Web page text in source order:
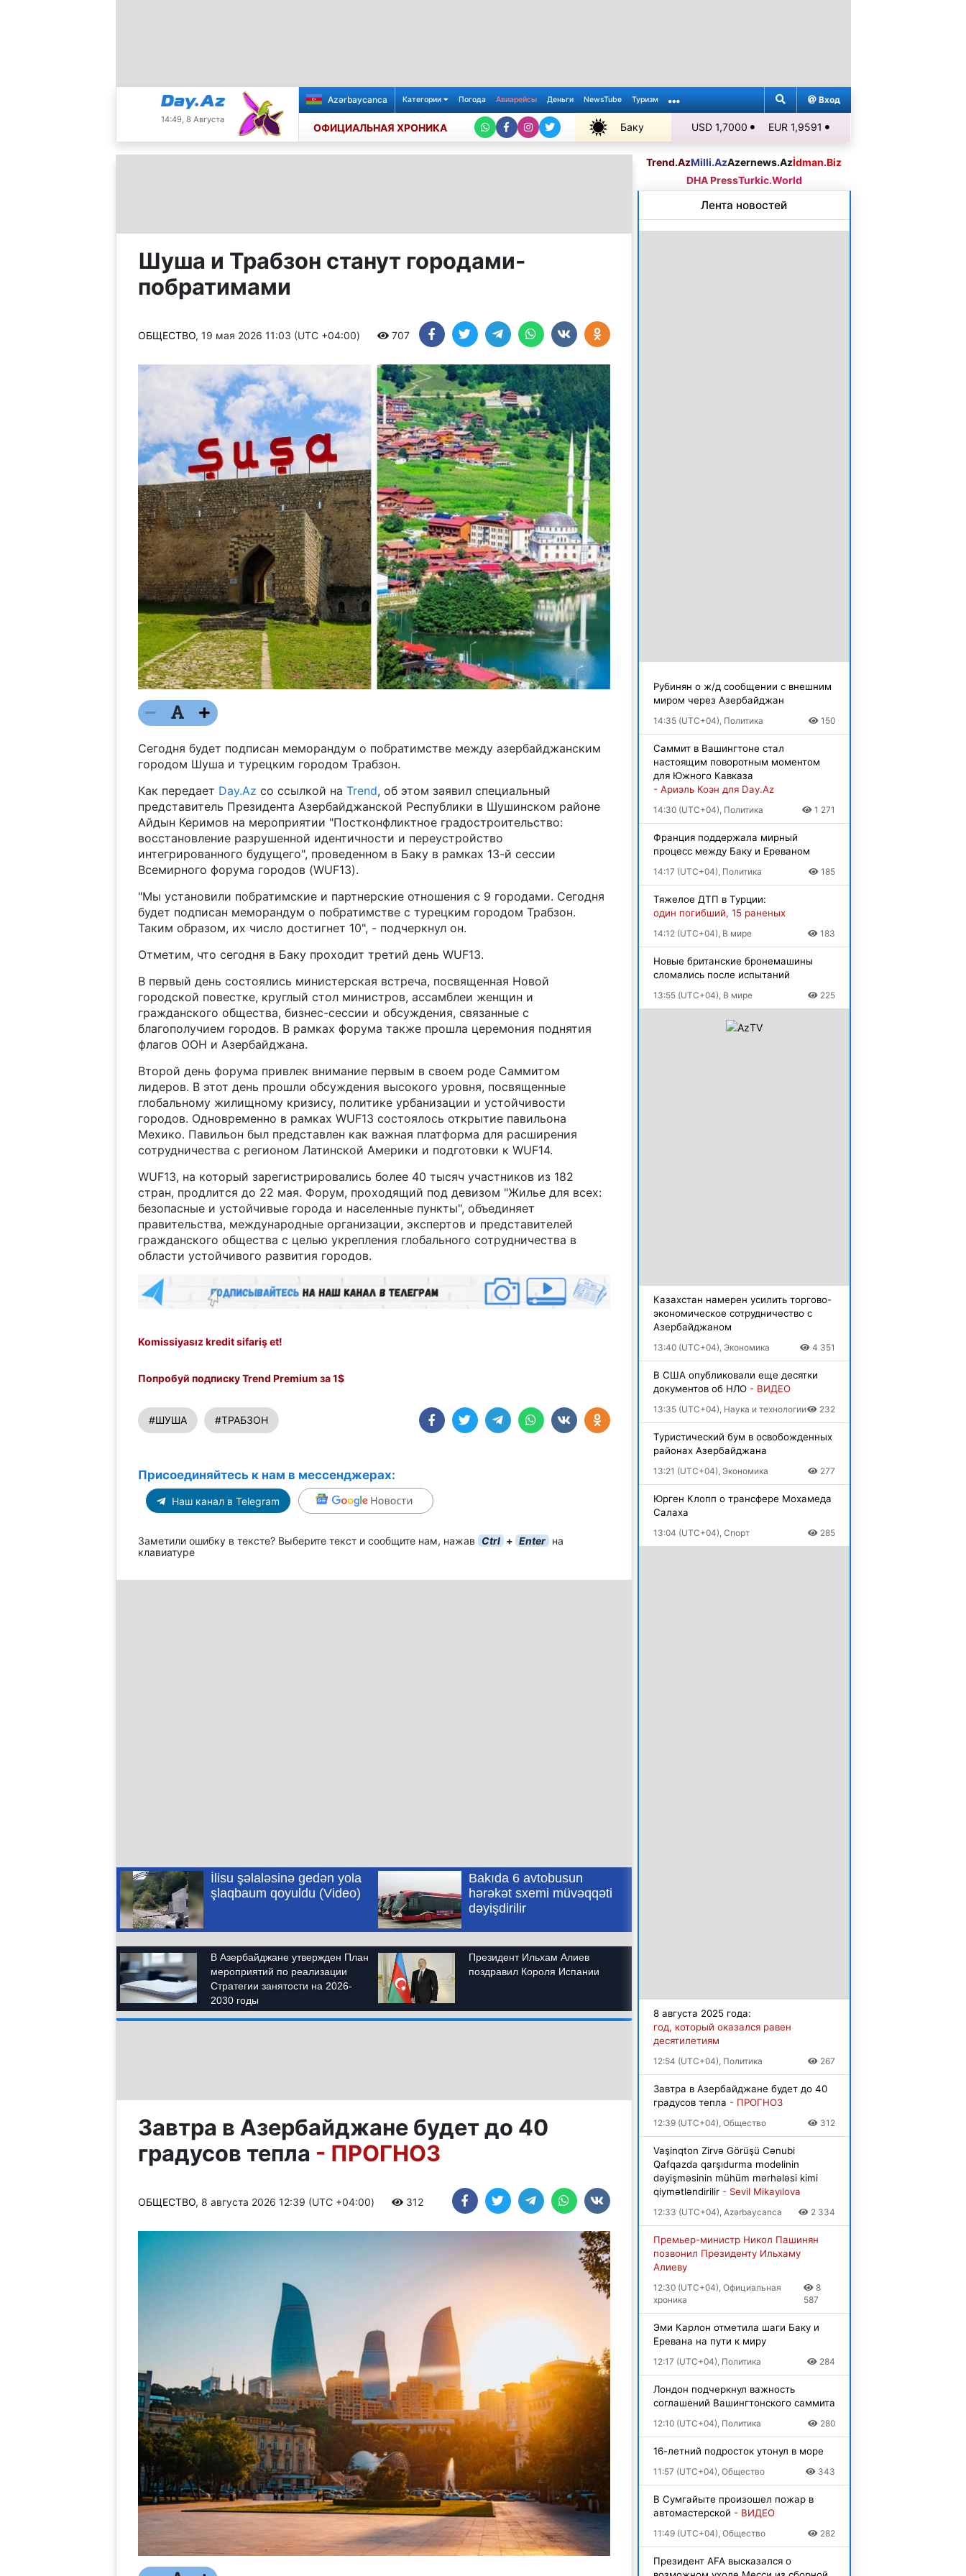
14:49, 8 Августа
Azərbaycanca Категории Погода Авиарейсы Деньги NewsTube Туризм Вход
ОФИЦИАЛЬНАЯ ХРОНИКА Баку
+35℃
USD 1,7000 EUR 1,9591
Шуша и Трабзон станут городами-
побратимами
ОБЩЕСТВО, 19 мая 2026 11:03 (UTC +04:00) 707
Сегодня будет подписан меморандум о побратимстве между азербайджанским
городом Шуша и турецким городом Трабзон.
Как передает Day.Az со ссылкой на Trend, об этом заявил специальный
представитель Президента Азербайджанской Республики в Шушинском районе
Айдын Керимов на мероприятии "Постконфликтное градостроительство:
восстановление разрушенной идентичности и переустройство
интегрированного будущего", проведенном в Баку в рамках 13-й сессии
Всемирного форума городов (WUF13).
"Мы установили побратимские и партнерские отношения с 9 городами. Сегодня
будет подписан меморандум о побратимстве с турецким городом Трабзон.
Таким образом, их число достигнет 10", - подчеркнул он.
Отметим, что сегодня в Баку проходит третий день WUF13.
В первый день состоялись министерская встреча, посвященная Новой
городской повестке, круглый стол министров, ассамблеи женщин и
гражданского общества, бизнес-сессии и обсуждения, связанные с
благополучием городов. В рамках форума также прошла церемония поднятия
флагов ООН и Азербайджана.
Второй день форума привлек внимание первым в своем роде Саммитом
лидеров. В этот день прошли обсуждения высокого уровня, посвященные
глобальному жилищному кризису, политике урбанизации и устойчивости
городов. Одновременно в рамках WUF13 состоялось открытие павильона
Мехико. Павильон был представлен как важная платформа для расширения
сотрудничества с регионом Латинской Америки и подготовки к WUF14.
WUF13, на который зарегистрировались более 40 тысяч участников из 182
стран, продлится до 22 мая. Форум, проходящий под девизом "Жилье для всех:
безопасные и устойчивые города и населенные пункты", объединяет
правительства, международные организации, экспертов и представителей
гражданского общества с целью укрепления глобального сотрудничества в
области устойчивого развития городов.
Komissiyasız kredit sifariş et!
Попробуй подписку Trend Premium за 1$
#ШУША #ТРАБЗОН
Присоединяйтесь к нам в мессенджерах:
Наш канал в Telegram
Заметили ошибку в тексте? Выберите текст и сообщите нам, нажав Ctrl + Enter на
клавиатуре
Завтра в Азербайджане будет до 40
градусов тепла - ПРОГНОЗ
ОБЩЕСТВО, 8 августа 2026 12:39 (UTC +04:00) 312
Trend.AzMilli.AzAzernews.Azİdman.Biz
DHA PressTurkic.World
Лента новостей
Рубинян о ж/д сообщении с внешним
миром через Азербайджан
14:35 (UTC+04), Политика 150
Саммит в Вашингтоне стал
настоящим поворотным моментом
для Южного Кавказа
- Ариэль Коэн для Day.Az
14:30 (UTC+04), Политика 1 271
Франция поддержала мирный
процесс между Баку и Ереваном
14:17 (UTC+04), Политика 185
Тяжелое ДТП в Турции:
один погибший, 15 раненых
14:12 (UTC+04), В мире 183
Новые британские бронемашины
сломались после испытаний
13:55 (UTC+04), В мире 225
Казахстан намерен усилить торгово-
экономическое сотрудничество с
Азербайджаном
13:40 (UTC+04), Экономика 4 351
В США опубликовали еще десятки
документов об НЛО - ВИДЕО
13:35 (UTC+04), Наука и технологии 232
Туристический бум в освобожденных
районах Азербайджана
13:21 (UTC+04), Экономика 277
Юрген Клопп о трансфере Мохамеда
Салаха
13:04 (UTC+04), Спорт 285
8 августа 2025 года:
год, который оказался равен
десятилетиям
12:54 (UTC+04), Политика 267
Завтра в Азербайджане будет до 40
градусов тепла - ПРОГНОЗ
12:39 (UTC+04), Общество 312
Vaşinqton Zirvə Görüşü Cənubi
Qafqazda qarşıdurma modelinin
dəyişməsinin mühüm mərhələsi kimi
qiymətləndirilir - Sevil Mikayılova
12:33 (UTC+04), Azərbaycanca 2 334
Премьер-министр Никол Пашинян
позвонил Президенту Ильхаму
Алиеву
12:30 (UTC+04), Официальная
хроника
8
587
Эми Карлон отметила шаги Баку и
Еревана на пути к миру
12:17 (UTC+04), Политика 284
Лондон подчеркнул важность
соглашений Вашингтонского саммита
12:10 (UTC+04), Политика 280
16-летний подросток утонул в море
11:57 (UTC+04), Общество 343
В Сумгайыте произошел пожар в
автомастерской - ВИДЕО
11:49 (UTC+04), Общество 282
Президент AFA высказался о